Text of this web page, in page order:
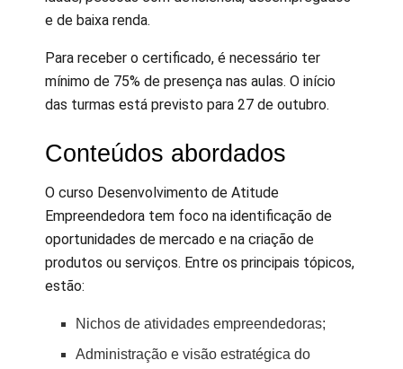
e de baixa renda.
Para receber o certificado, é necessário ter
mínimo de 75% de presença nas aulas. O início
das turmas está previsto para 27 de outubro.
Conteúdos abordados
O curso Desenvolvimento de Atitude
Empreendedora tem foco na identificação de
oportunidades de mercado e na criação de
produtos ou serviços. Entre os principais tópicos,
estão:
Nichos de atividades empreendedoras;
Administração e visão estratégica do